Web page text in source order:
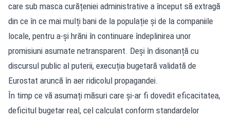
care sub masca curățeniei administrative a început să extragă
din ce în ce mai mulți bani de la populație și de la companiile
locale, pentru a-și hrăni în continuare îndeplinirea unor
promisiuni asumate netransparent. Deși în disonanță cu
discursul public al puterii, execuția bugetară validată de
Eurostat aruncă în aer ridicolul propagandei.
În timp ce vă asumați măsuri care și-ar fi dovedit eficacitatea,
deficitul bugetar real, cel calculat conform standardelor